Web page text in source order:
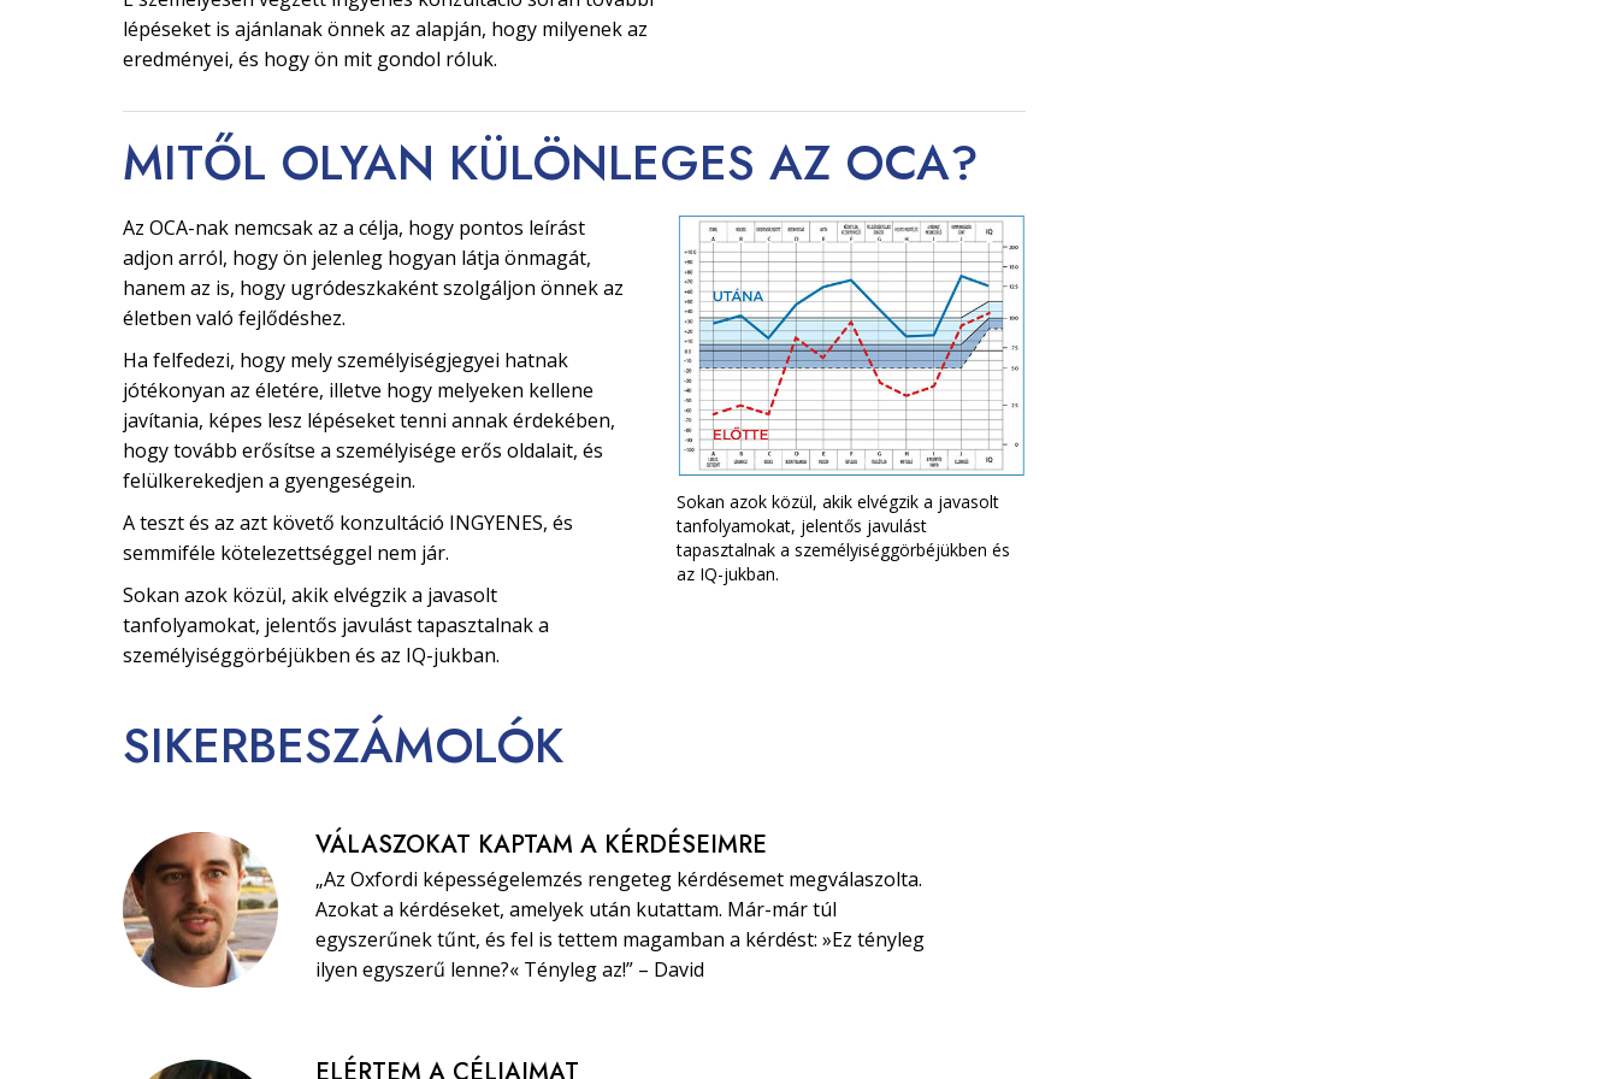
lépéseket is ajánlanak önnek az alapján, hogy milyenek az
eredményei, és hogy ön mit gondol róluk.
MITŐL OLYAN KÜLÖNLEGES AZ OCA?
Az OCA-nak nemcsak az a célja, hogy pontos leírást
adjon arról, hogy ön jelenleg hogyan látja önmagát,
hanem az is, hogy ugródeszkaként szolgáljon önnek az
életben való fejlődéshez.
Ha felfedezi, hogy mely személyiségjegyei hatnak
jótékonyan az életére, illetve hogy melyeken kellene
javítania, képes lesz lépéseket tenni annak érdekében,
hogy tovább erősítse a személyisége erős oldalait, és
felülkerekedjen a gyengeségein.
A teszt és az azt követő konzultáció INGYENES, és
semmiféle kötelezettséggel nem jár.
Sokan azok közül, akik elvégzik a javasolt
tanfolyamokat, jelentős javulást tapasztalnak a
személyiséggörbéjükben és az IQ-jukban.
Sokan azok közül, akik elvégzik a javasolt
tanfolyamokat, jelentős javulást
tapasztalnak a személyiséggörbéjükben és
az IQ-jukban.
SIKERBESZÁMOLÓK
VÁLASZOKAT KAPTAM A KÉRDÉSEIMRE
„Az Oxfordi képességelemzés rengeteg kérdésemet megválaszolta.
Azokat a kérdéseket, amelyek után kutattam. Már-már túl
egyszerűnek tűnt, és fel is tettem magamban a kérdést: »Ez tényleg
ilyen egyszerű lenne?« Tényleg az!” – David